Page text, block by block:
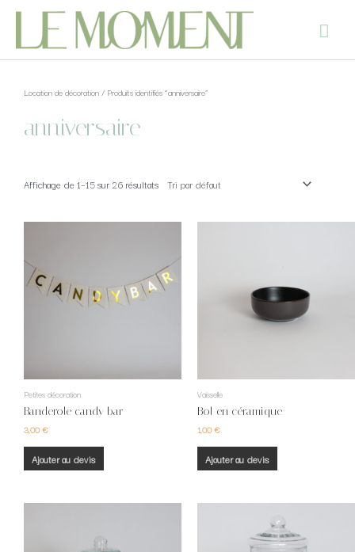
Location de décoration/ Produits identifiés “anniversaire”
anniversaire
Affichage de 1–15 sur 26 résultats
Petites décoration
Banderole candy bar
3,00€
Ajouter au devis
Vaisselle
Bol en céramique
1,00€
Ajouter au devis